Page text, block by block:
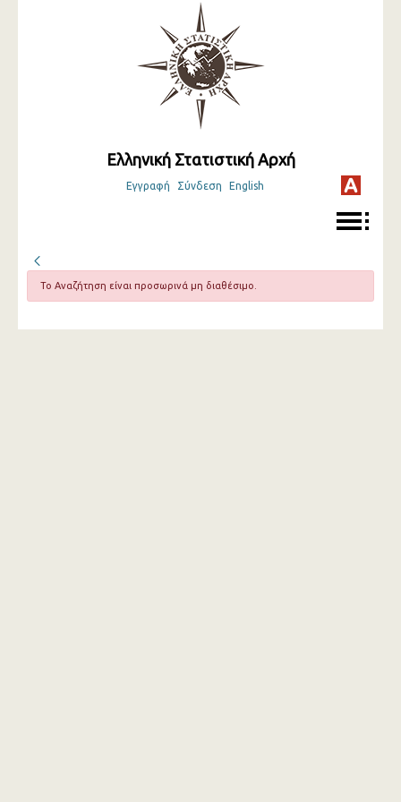
Ελληνική Στατιστική Αρχή
Εγγραφή Σύνδεση English
Το Αναζήτηση είναι προσωρινά μη διαθέσιμο.